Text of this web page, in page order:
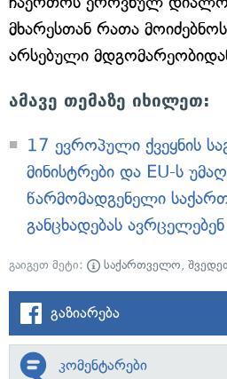
მხარესთან რათა
არსებული
ამავე თემაზე იხილეთ:
17 ევროპული ქვეყნის
მინისტრები და EU-ს
წარმომადგენელი
განცხადებას ავრცელებენ
გაიგეთ მეტი: საქართველო,
გაზიარება
კომენტარები